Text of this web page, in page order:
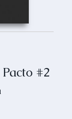
#2